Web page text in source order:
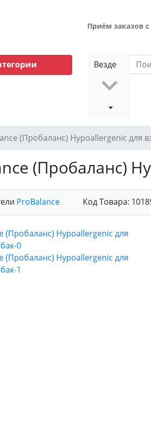
Приём заказов с
Везде
(Пробаланс) Hypoallergenic для
(Пробаланс)
ProBalance Код Товара: